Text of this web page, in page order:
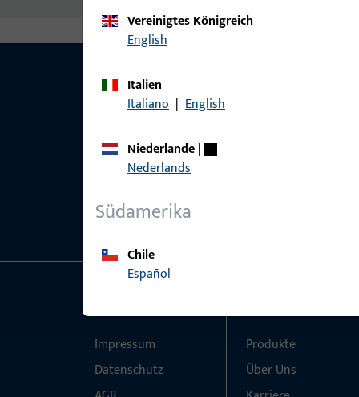
Vereinigtes Königreich
English
Italien
Italiano | English
Niederlande|
Nederlands
Südamerika
Chile
Español
Impressum
Datenschutz
Produkte
Über Uns